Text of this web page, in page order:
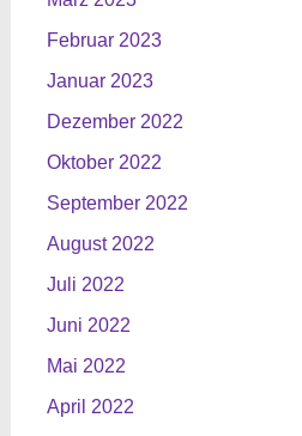
Februar 2023
Januar 2023
Dezember 2022
Oktober 2022
September 2022
August 2022
Juli 2022
Juni 2022
Mai 2022
April 2022